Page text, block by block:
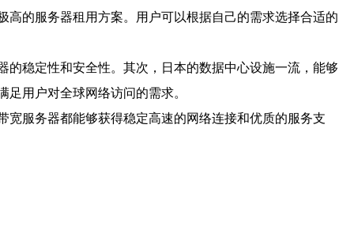
的服务器租用方案。用户可以根据自己的需求选择合适的
稳定性和安全性。其次，日本的数据中心设施一流，能够
用户对全球网络访问的需求。
服务器都能够获得稳定高速的网络连接和优质的服务支